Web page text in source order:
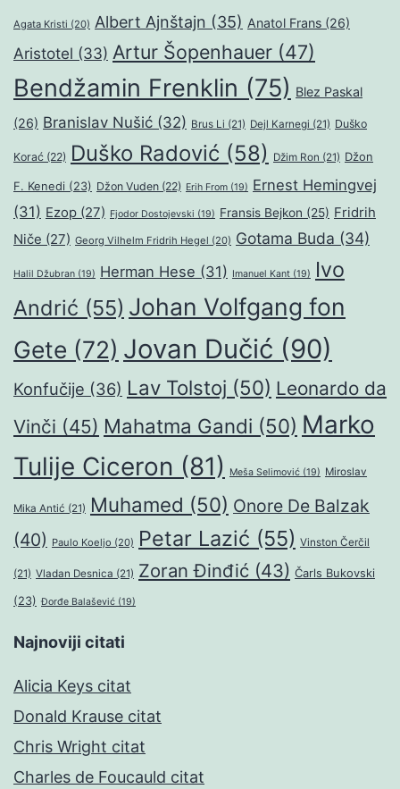
Agata Kristi (20) Albert Ajnštajn (35) Anatol Frans (26)
Aristotel (33) Artur Šopenhauer (47)
Bendžamin Frenklin (75) Blez Paskal
(26) Branislav Nušić (32) Brus Li (21) Dejl Karnegi (21) Duško
Korać (22) Duško Radović (58) Džim Ron (21) Džon
F. Kenedi (23) Džon Vuden (22) Erih From (19) Ernest Hemingvej
(31) Ezop (27) Fjodor Dostojevski (19) Fransis Bejkon (25) Fridrih
Niče (27) Georg Vilhelm Fridrih Hegel (20) Gotama Buda (34)
Halil Džubran (19) Herman Hese (31) Imanuel Kant (19)
Ivo
Andrić (55) Johan Volfgang fon
Gete (72) Jovan Dučić (90)
Konfučije (36) Lav Tolstoj (50) Leonardo da
Vinči (45) Mahatma Gandi (50) Marko
Tulije Ciceron (81) Meša Selimović (19) Miroslav
Mika Antić (21) Muhamed (50) Onore De Balzak
(40) Paulo Koeljo (20) Petar Lazić (55) Vinston Čerčil
(21) Vladan Desnica (21) Zoran Đinđić (43) Čarls Bukovski
(23) Đorđe Balašević (19)
Najnoviji citati
Alicia Keys citat
Donald Krause citat
Chris Wright citat
Charles de Foucauld citat